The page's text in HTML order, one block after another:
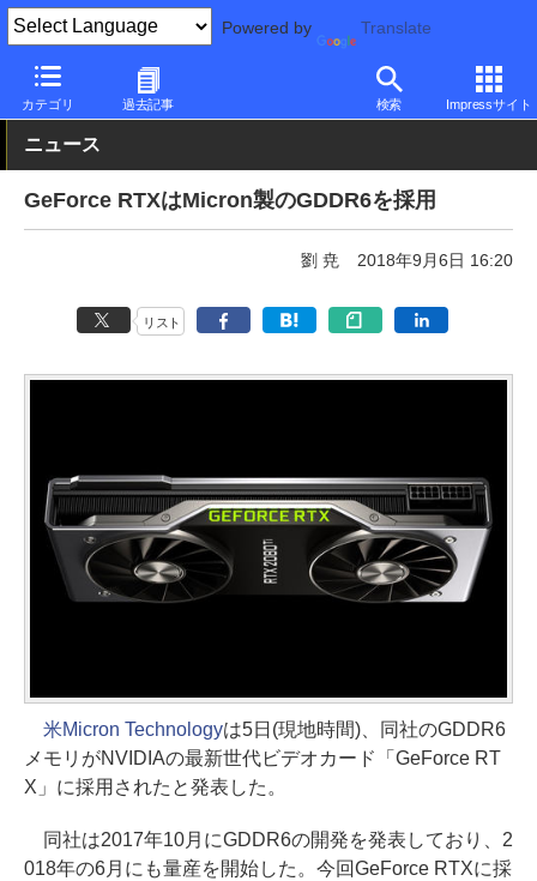
Powered by Translate
カテゴリ 過去記事 検索 Impressサイト
PC Watch 半導体/周辺機器 GeForce
ニュース
GeForce RTXはMicron製のGDDR6を採用
劉 尭 2018年9月6日 16:20
リスト
米Micron Technologyは5日(現地時間)、同社のGDDR6
メモリがNVIDIAの最新世代ビデオカード「GeForce RT
X」に採用されたと発表した。
同社は2017年10月にGDDR6の開発を発表しており、2
018年の6月にも量産を開始した。今回GeForce RTXに採